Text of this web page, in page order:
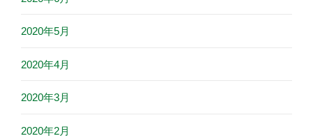
2020年5月
2020年4月
2020年3月
2020年2月